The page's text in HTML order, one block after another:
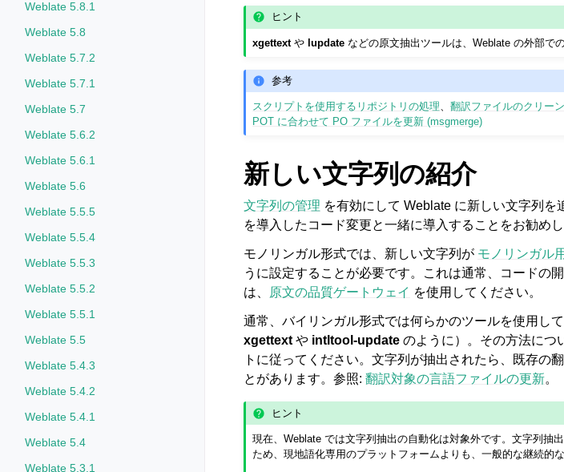
Weblate 5.8.1
Weblate 5.8
Weblate 5.7.2
Weblate 5.7.1
Weblate 5.7
Weblate 5.6.2
Weblate 5.6.1
Weblate 5.6
Weblate 5.5.5
Weblate 5.5.4
Weblate 5.5.3
Weblate 5.5.2
Weblate 5.5.1
Weblate 5.5
Weblate 5.4.3
Weblate 5.4.2
Weblate 5.4.1
Weblate 5.4
Weblate 5.3.1
ヒント
xgettextやlupdate などの原文抽出ツールは、Weblate の外部で
参考
スクリプトを使用するリポジトリの処理、翻訳ファイルのクリー
POT に合わせて PO ファイルを更新 (msgmerge)
新しい文字列の紹介
文字列の管理 を有効にして Weblate に新しい文字列
を導入したコード変更と一緒に導入することをお勧めし
モノリンガル形式では、新しい文字列が モノリンガル
うに設定することが必要です。これは通常、コードの
は、 原文の品質ゲートウェイ を使用してください。
通常、バイリンガル形式では何らかのツールを使用し
xgettextや intltool-update のように）。その方法につ
トに従ってください。文字列が抽出されたら、既存の
とがあります。参照: 翻訳対象の言語ファイルの更新。
ヒント
現在、Weblate では文字列抽出の自動化は対象外です。文字列抽
ため、現地語化専用のプラットフォームよりも、一般的な継続的